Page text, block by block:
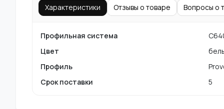
Характеристики Отзывы о товаре Вопросы о
Профильная система
Цвет
Профиль
Срок поставки
5